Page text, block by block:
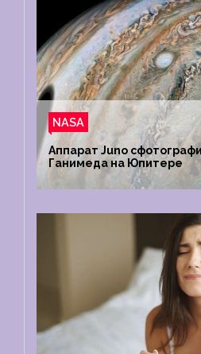
NASA
Аппарат Juno
Ганимеда на Юпитере